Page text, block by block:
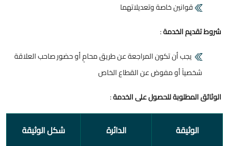
قوانين خاصة وتعديلاتهما
شروط تقديم الخدمة:
يجب أن تكون المراجعة عن طريق محامٍ أو حضور صاحب العلاقة
شخصياً أو مفوض عن القطاع الخاص
الوثائق المطلوبة للحصول على الخدمة:
الوثيقة الدائرة شكل الوثيقة